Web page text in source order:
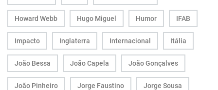
Howard Webb Hugo Miguel Humor IFAB
Impacto Inglaterra Internacional Itália
João Bessa João Capela João Gonçalves
João Pinheiro Jorge Faustino Jorge Sousa